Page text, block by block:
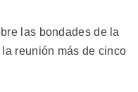
las bondades de la
reunión más de cinco